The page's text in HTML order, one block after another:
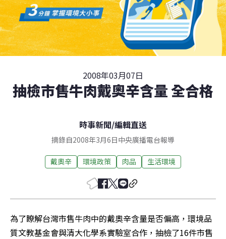
2008年03月07日
抽檢市售牛肉戴奧辛含量 全合格
時事新聞/編輯直送
摘錄自2008年3月6日中央廣播電台報導
戴奧辛 環境政策 肉品 生活環境
為了瞭解台灣市售牛肉中的戴奧辛含量是否偏高，環境品
質文教基金會與清大化學系實驗室合作，抽檢了16件市售